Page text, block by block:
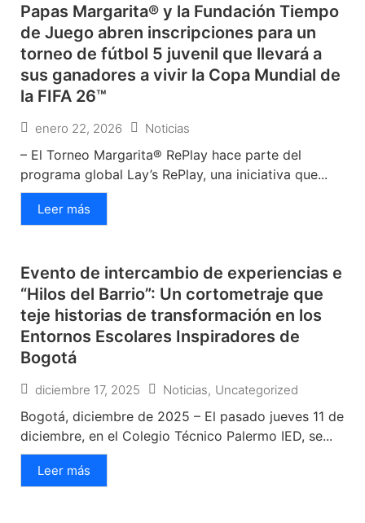
Papas Margarita® y la Fundación Tiempo
de Juego abren inscripciones para un
torneo de fútbol 5 juvenil que llevará a
sus ganadores a vivir la Copa Mundial de
la FIFA 26™
enero 22, 2026 Noticias
– El Torneo Margarita® RePlay hace parte del
programa global Lay’s RePlay, una iniciativa que...
Leer más
Evento de intercambio de experiencias e
“Hilos del Barrio”: Un cortometraje que
teje historias de transformación en los
Entornos Escolares Inspiradores de
Bogotá
diciembre 17, 2025 Noticias, Uncategorized
Bogotá, diciembre de 2025 – El pasado jueves 11 de
diciembre, en el Colegio Técnico Palermo IED, se...
Leer más